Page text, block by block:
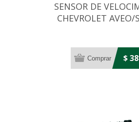
SENSOR DE
CHEVROLET AVEO/
$